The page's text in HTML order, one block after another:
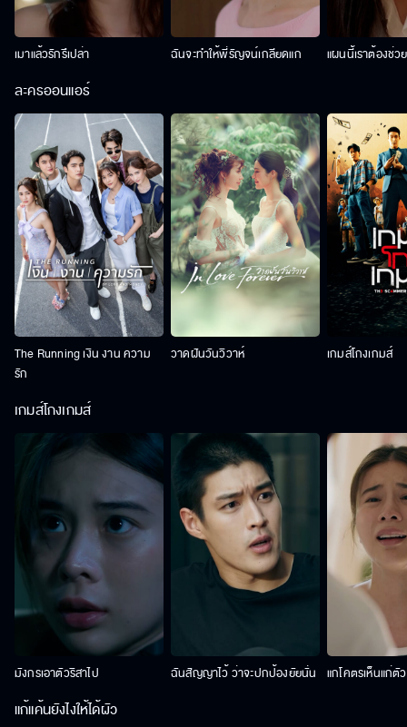
เมาแล้วรักรึเปล่า ฉันจะทำให้พี่รัญจน์เกลียดแก แผนนี้เราต้องช่ว
ละครออนแอร์
The Running เงิน งาน ความ
รัก
วาดฝันวันวิวาห์ เกมส์โกงเกมส์
เกมส์โกงเกมส์
มังกรเอาตัวริสาไป ฉันสัญญาไว้ ว่าจะปกป้องยัยนั่น แกโคตรเห็นแก่ตั
แก้แค้นยังไงให้ได้ผัว